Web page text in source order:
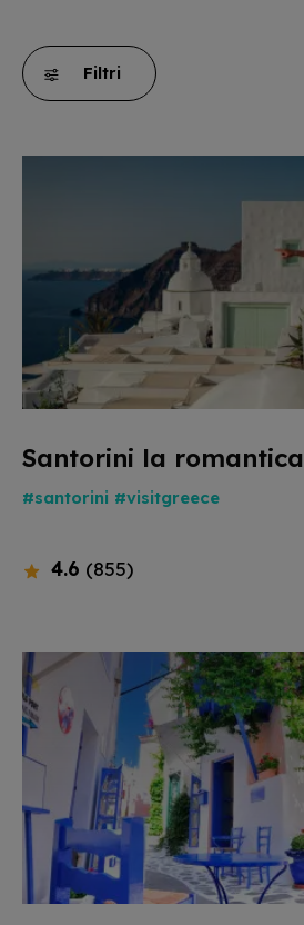
Filtri
Santorini la romantica
#santorini #visitgreece
4.6 (855)